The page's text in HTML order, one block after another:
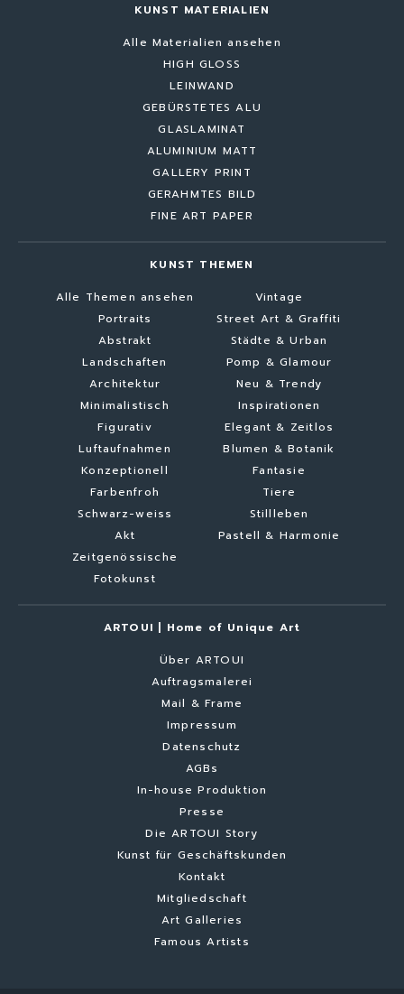
KUNST MATERIALIEN
Alle Materialien ansehen
HIGH GLOSS
LEINWAND
GEBÜRSTETES ALU
GLASLAMINAT
ALUMINIUM MATT
GALLERY PRINT
GERAHMTES BILD
FINE ART PAPER
KUNST THEMEN
Alle Themen ansehen
Portraits
Abstrakt
Landschaften
Architektur
Minimalistisch
Figurativ
Luftaufnahmen
Konzeptionell
Farbenfroh
Schwarz-weiss
Akt
Zeitgenössische
Fotokunst
Vintage
Street Art & Graffiti
Städte & Urban
Pomp & Glamour
Neu & Trendy
Inspirationen
Elegant & Zeitlos
Blumen & Botanik
Fantasie
Tiere
Stillleben
Pastell & Harmonie
ARTOUI | Home of Unique Art
Über ARTOUI
Auftragsmalerei
Mail & Frame
Impressum
Datenschutz
AGBs
In-house Produktion
Presse
Die ARTOUI Story
Kunst für Geschäftskunden
Kontakt
Mitgliedschaft
Art Galleries
Famous Artists